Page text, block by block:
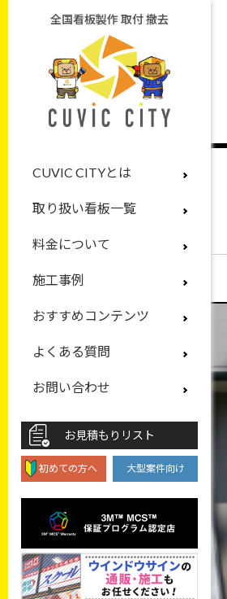
全国看板製作 取付 撤去
CUVIC CITYとは
取り扱い看板一覧
料金について
施工事例
おすすめコンテンツ
よくある質問
お問い合わせ
お見積もりリスト
初めての方へ 大型案件向け